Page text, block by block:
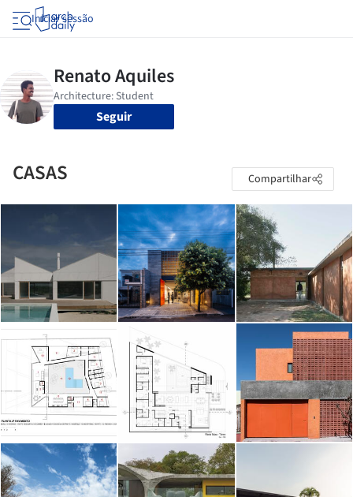
Iniciar sessão
Seguir
CASAS Compartilhar